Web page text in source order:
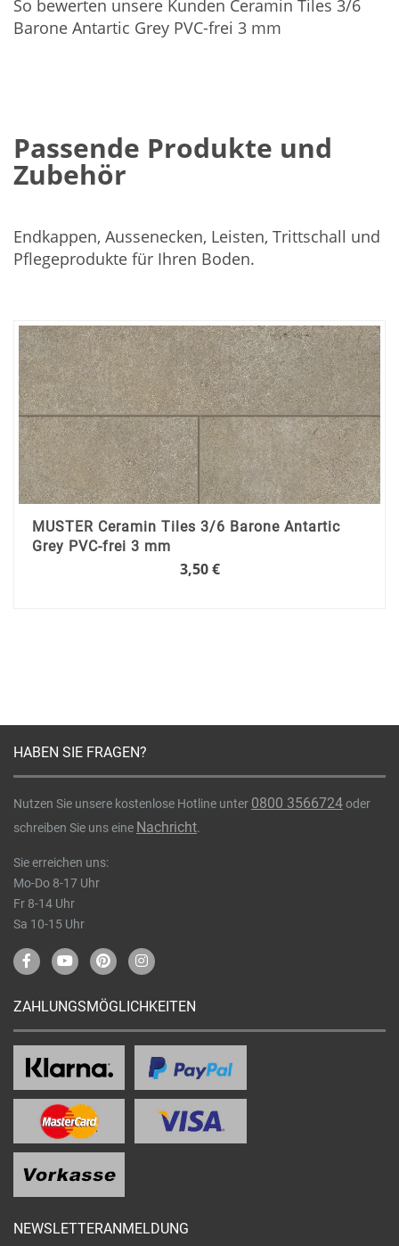
So bewerten unsere Kunden Ceramin Tiles 3/6
Barone Antartic Grey PVC-frei 3 mm
Passende Produkte und
Zubehör
Endkappen, Aussenecken, Leisten, Trittschall und
Pflegeprodukte für Ihren Boden.
MUSTER Ceramin Tiles 3/6 Barone Antartic
Grey PVC-frei 3 mm
3,50 €
In
den
Warenkorb
HABEN SIE FRAGEN?
Nutzen Sie unsere kostenlose Hotline unter 0800 3566724oder
schreiben Sie uns eine Nachricht.
Sie erreichen uns:
Mo-Do 8-17 Uhr
Fr 8-14 Uhr
Sa 10-15 Uhr
ZAHLUNGSMÖGLICHKEITEN
NEWSLETTERANMELDUNG